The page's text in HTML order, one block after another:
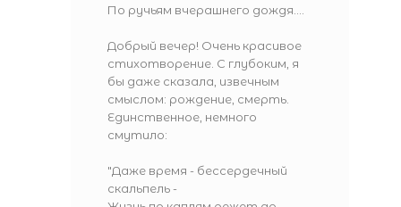
По ручьям вчерашнего дождя....
Добрый вечер! Очень красивое
стихотворение. С глубоким, я
бы даже сказала, извечным
смыслом: рождение, смерть.
Единственное, немного
смутило:
"Даже время - бессердечный
скальпель -